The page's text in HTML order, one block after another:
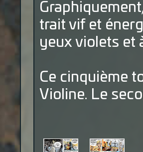
trait vif et
yeux violets et
Ce cinquième
Violine. Le